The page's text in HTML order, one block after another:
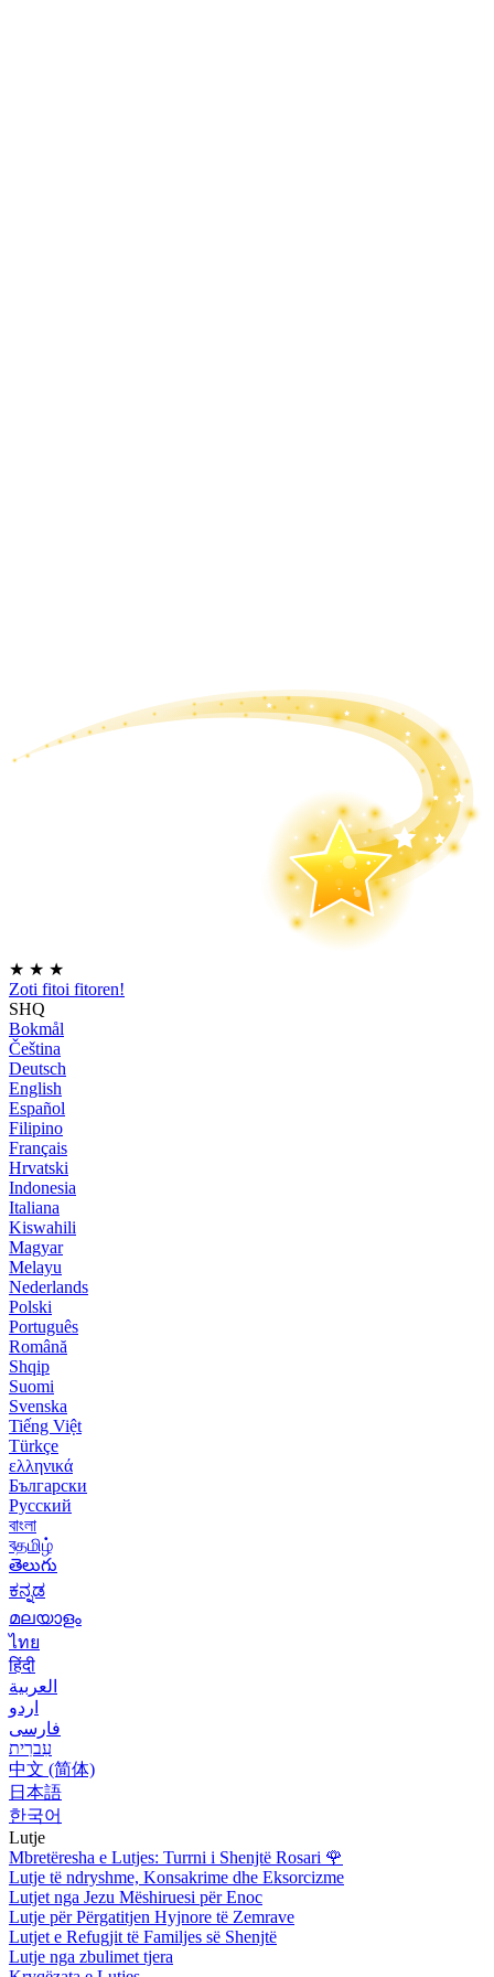
★ ★ ★
Zoti fitoi fitoren!
SHQ
Bokmål
Čeština
Deutsch
English
Español
Filipino
Français
Hrvatski
Indonesia
Italiana
Kiswahili
Magyar
Melayu
Nederlands
Polski
Português
Română
Shqip
Suomi
Svenska
Tiếng Việt
Türkçe
ελληνικά
Български
Русский
বাংলা
বதமிழ்
తెలుగు
ಕನ್ನಡ
മലയാളം
ไทย
हिंदी
العربية
اردو
فارسی
עִברִית
中文 (简体)
日本語
한국어
Lutje
Mbretëresha e Lutjes: Turrni i Shenjtë Rosari 🌹
Lutje të ndryshme, Konsakrime dhe Eksorcizme
Lutjet nga Jezu Mëshiruesi për Enoc
Lutje për Përgatitjen Hyjnore të Zemrave
Lutjet e Refugjit të Familjes së Shenjtë
Lutje nga zbulimet tjera